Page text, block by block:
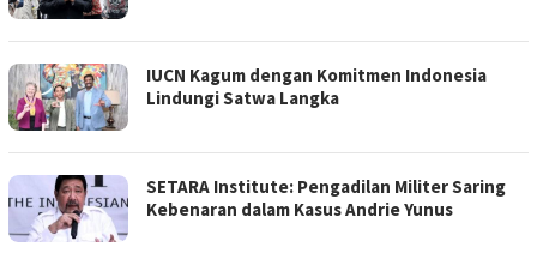
IUCN Kagum dengan Komitmen Indonesia
Lindungi Satwa Langka
SETARA Institute: Pengadilan Militer Saring
Kebenaran dalam Kasus Andrie Yunus